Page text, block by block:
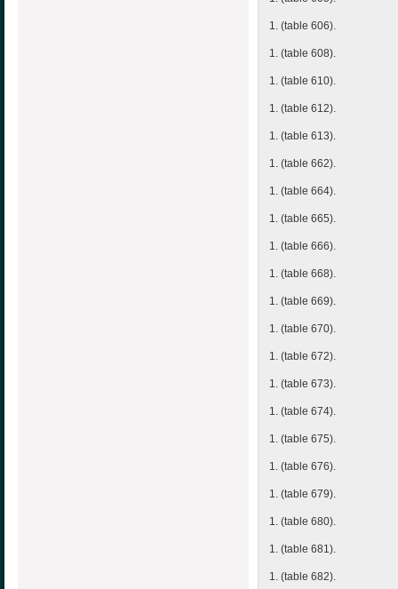
1. (table 606).
1. (table 608).
1. (table 610).
1. (table 612).
1. (table 613).
1. (table 662).
1. (table 664).
1. (table 665).
1. (table 666).
1. (table 668).
1. (table 669).
1. (table 670).
1. (table 672).
1. (table 673).
1. (table 674).
1. (table 675).
1. (table 676).
1. (table 679).
1. (table 680).
1. (table 681).
1. (table 682).